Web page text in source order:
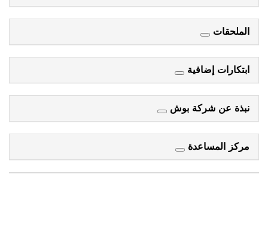
الملحقات
ابتكارات إضافية
نبذة عن شركة بوش
مركز المساعدة